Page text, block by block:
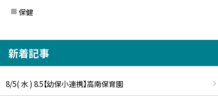
保健
新着記事
8/5( 水 ) 8.5【幼保小連携】高南保育園